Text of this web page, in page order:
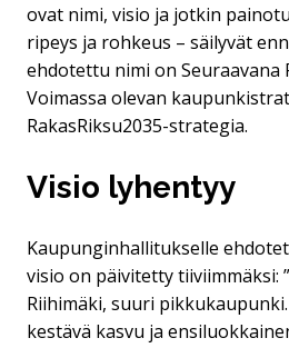
ovat nimi, visio ja jotkin
ripeys ja rohkeus – säilyvät
ehdotettu nimi on Seuraavana
Voimassa olevan
RakasRiksu2035-strategia.
Visio lyhentyy
Kaupunginhallitukselle
visio on päivitetty tiiviimmäksi:
Riihimäki, suuri
kestävä kasvu ja